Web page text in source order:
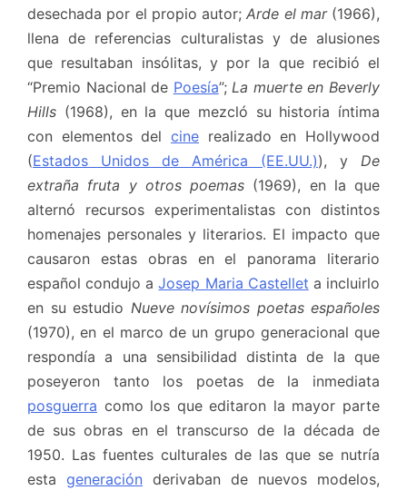
desechada por el propio autor;Arde el mar(1966),
llena de referencias culturalistas y de alusiones
que resultaban insólitas, y por la que recibió el
“Premio Nacional de Poesía”;La muerte en Beverly
Hills (1968), en la que mezcló su historia íntima
con elementos del cine realizado en Hollywood
(Estados Unidos de América (EE.UU.)), y De
extraña fruta y otros poemas (1969), en la que
alternó recursos experimentalistas con distintos
homenajes personales y literarios. El impacto que
causaron estas obras en el panorama literario
español condujo aJosep Maria Castellet a incluirlo
en su estudio Nueve novísimos poetas españoles
(1970), en el marco de un grupo generacional que
respondía a una sensibilidad distinta de la que
poseyeron tanto los poetas de la inmediata
posguerra como los que editaron la mayor parte
de sus obras en el transcurso de la década de
1950. Las fuentes culturales de las que se nutría
esta generación derivaban de nuevos modelos,